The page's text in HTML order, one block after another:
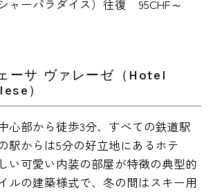
ャーパラダイス）往復 95CHF～
ーサ ヴァレーゼ（Hotel
）
心部から徒歩3分、すべての鉄道駅
駅からは5分の好立地にあるホテ
い可愛い内装の部屋が特徴の典型的
ルの建築様式で、冬の間はスキー用